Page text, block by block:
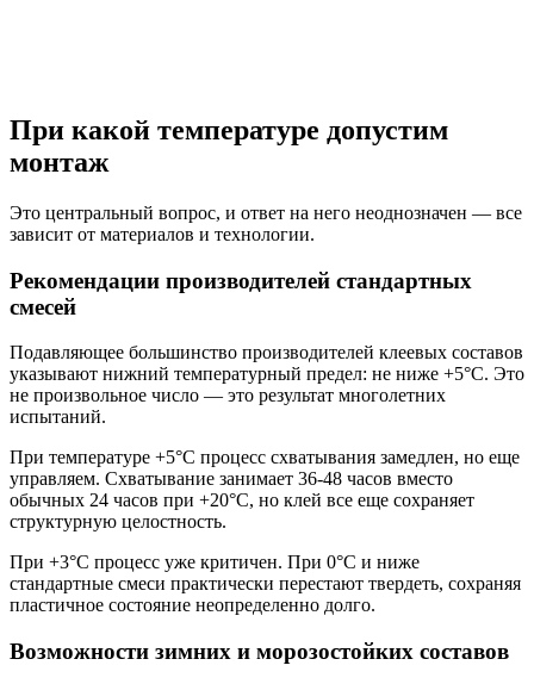
При какой температуре допустим
монтаж
Это центральный вопрос, и ответ на него неоднозначен — все
зависит от материалов и технологии.
Рекомендации производителей стандартных
смесей
Подавляющее большинство производителей клеевых составов
указывают нижний температурный предел: не ниже +5°C. Это
не произвольное число — это результат многолетних
испытаний.
При температуре +5°C процесс схватывания замедлен, но еще
управляем. Схватывание занимает 36-48 часов вместо
обычных 24 часов при +20°C, но клей все еще сохраняет
структурную целостность.
При +3°C процесс уже критичен. При 0°C и ниже
стандартные смеси практически перестают твердеть, сохраняя
пластичное состояние неопределенно долго.
Возможности зимних и морозостойких составов